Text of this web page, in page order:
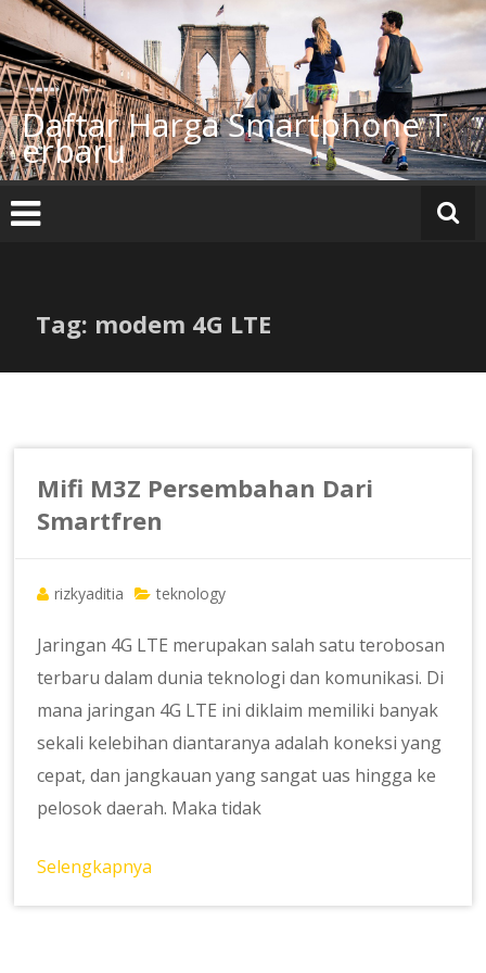
Lompat
ke
konten
Daftar Harga Smartphone T
erbaru
Tag: modem 4G LTE
Mifi M3Z Persembahan Dari
Smartfren
rizkyaditia teknology
Jaringan 4G LTE merupakan salah satu terobosan
terbaru dalam dunia teknologi dan komunikasi. Di
mana jaringan 4G LTE ini diklaim memiliki banyak
sekali kelebihan diantaranya adalah koneksi yang
cepat, dan jangkauan yang sangat uas hingga ke
pelosok daerah. Maka tidak
Selengkapnya